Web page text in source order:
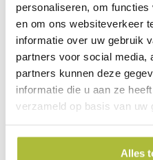
personaliseren, om
en om ons websiteverkeer
informatie over uw gebruik
partners voor social media,
partners kunnen deze
informatie die u aan ze
verzameld op basis van uw
Alles
De Hedera hibernica kan iets
andere Hedera hagen. Dus
je het beste deze Hedera
groenblijvende haaggoed
ziektenengroeit hij heel
planten is regelmatig water
zijn als ze geleverd worden
De Hedera Hibernica is alleen
formaat 120x180 cm (BxH).